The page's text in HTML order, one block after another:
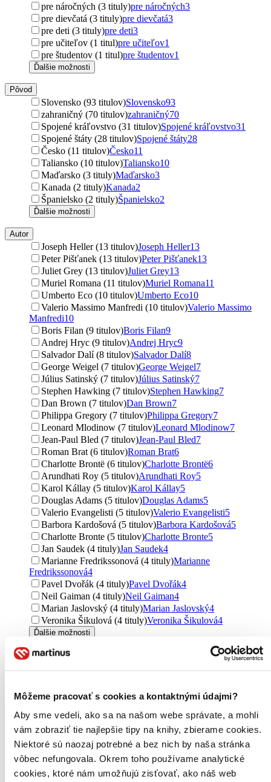
Môžeme pracovať s cookies a kontaktnými údajmi?
Aby sme vedeli, ako sa na našom webe správate, a mohli
vám zobraziť tie najlepšie tipy na knihy, zbierame cookies.
Niektoré sú naozaj potrebné a bez nich by naša stránka
vôbec nefungovala. Okrem toho používame analytické
cookies, ktoré nám umožňujú zisťovať, ako náš web
pre náročných (3 tituly)pre náročných3
pre dievčatá (3 tituly)pre dievčatá3
pre deti (3 tituly)pre deti3
pre učiteľov (1 titul)pre učiteľov1
pre študentov (1 titul)pre študentov1
Ďalšie možnosti
Pôvod
Slovensko (93 titulov)Slovensko93
zahraničný (70 titulov)zahraničný70
Spojené kráľovstvo (31 titulov)Spojené kráľovstvo31
Spojené štáty (28 titulov)Spojené štáty28
Česko (11 titulov)Česko11
Taliansko (10 titulov)Taliansko10
Maďarsko (3 tituly)Maďarsko3
Kanada (2 tituly)Kanada2
Španielsko (2 tituly)Španielsko2
Ďalšie možnosti
Autor
Joseph Heller (13 titulov)Joseph Heller13
Peter Pišťanek (13 titulov)Peter Pišťanek13
Juliet Grey (13 titulov)Juliet Grey13
Muriel Romana (11 titulov)Muriel Romana11
Umberto Eco (10 titulov)Umberto Eco10
Valerio Massimo Manfredi (10 titulov)Valerio Massimo
Manfredi10
Boris Filan (9 titulov)Boris Filan9
Andrej Hryc (9 titulov)Andrej Hryc9
Salvador Dalí (8 titulov)Salvador Dalí8
George Weigel (7 titulov)George Weigel7
Július Satinský (7 titulov)Július Satinský7
Stephen Hawking (7 titulov)Stephen Hawking7
Dan Brown (7 titulov)Dan Brown7
Philippa Gregory (7 titulov)Philippa Gregory7
Leonard Mlodinow (7 titulov)Leonard Mlodinow7
Jean-Paul Bled (7 titulov)Jean-Paul Bled7
Roman Brat (6 titulov)Roman Brat6
Charlotte Brontë (6 titulov)Charlotte Brontë6
Arundhati Roy (5 titulov)Arundhati Roy5
Karol Kállay (5 titulov)Karol Kállay5
Douglas Adams (5 titulov)Douglas Adams5
Valerio Evangelisti (5 titulov)Valerio Evangelisti5
Barbora Kardošová (5 titulov)Barbora Kardošová5
Charlotte Bronte (5 titulov)Charlotte Bronte5
Jan Saudek (4 tituly)Jan Saudek4
Marianne Fredrikssonová (4 tituly)Marianne
Fredrikssonová4
Pavel Dvořák (4 tituly)Pavel Dvořák4
Neil Gaiman (4 tituly)Neil Gaiman4
Marian Jaslovský (4 tituly)Marian Jaslovský4
Veronika Šikulová (4 tituly)Veronika Šikulová4
Ďalšie možnosti
Vydavateľstvo
pevná väzba s prebalom (194 titulov)pevná väzba s
prebalom194
pevná väzba (125 titulov)
pevná väzba
125
brožovaná väzba (55 titulov)
brožovaná väzba
špirálová väzba (4 tituly) špirálová väzba 4
Formát